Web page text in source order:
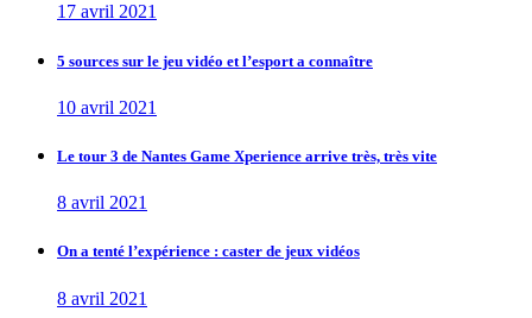
17 avril 2021
5 sources sur le jeu vidéo et l’esport a connaître
10 avril 2021
Le tour 3 de Nantes Game Xperience arrive très, très vite
8 avril 2021
On a tenté l’expérience : caster de jeux vidéos
8 avril 2021